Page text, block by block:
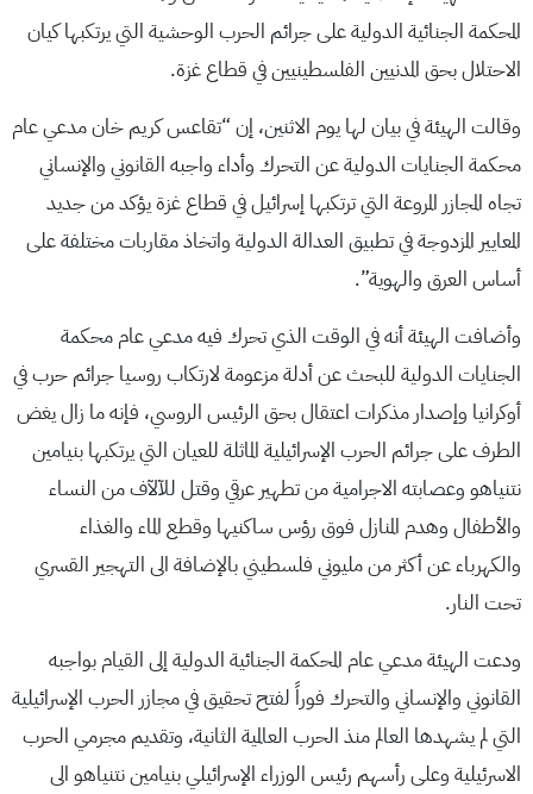
المحكمة الجنائية الدولية على جرائم الحرب الوحشية التي يرتكبها كيان
الاحتلال بحق المدنيين الفلسطينيين في قطاع غزة.
وقالت الهيئة في بيان لها يوم الاثنين، إن “تقاعس كريم خان مدعي عام
محكمة الجنايات الدولية عن التحرك وأداء واجبه القانوني والإنساني
تجاه المجازر المروعة التي ترتكبها إسرائيل في قطاع غزة يؤكد من جديد
المعايير المزدوجة في تطبيق العدالة الدولية واتخاذ مقاربات مختلفة على
أساس العرق والهوية”.
وأضافت الهيئة أنه في الوقت الذي تحرك فيه مدعي عام محكمة
الجنايات الدولية للبحث عن أدلة مزعومة لارتكاب روسيا جرائم حرب في
أوكرانيا وإصدار مذكرات اعتقال بحق الرئيس الروسي، فإنه ما زال يغض
الطرف على جرائم الحرب الإسرائيلية الماثلة للعيان التي يرتكبها بنيامين
نتنياهو وعصابته الاجرامية من تطهير عرقي وقتل للآلآف من النساء
والأطفال وهدم المنازل فوق رؤس ساكنيها وقطع الماء والغذاء
والكهرباء عن أكثر من مليوني فلسطيني بالإضافة الى التهجير القسري
تحت النار.
ودعت الهيئة مدعي عام المحكمة الجنائية الدولية إلى القيام بواجبه
القانوني والإنساني والتحرك فوراً لفتح تحقيق في مجازر الحرب الإسرائيلية
التي لم يشهدها العالم منذ الحرب العالمية الثانية، وتقديم مجرمي الحرب
الاسرئيلية وعلى رأسهم رئيس الوزراء الإسرائيلي بنيامين نتنياهو الى